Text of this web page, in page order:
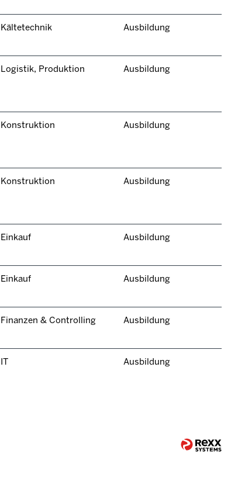
Kältetechnik Ausbildung
Logistik, Produktion Ausbildung
Konstruktion Ausbildung
Konstruktion Ausbildung
Einkauf Ausbildung
Einkauf Ausbildung
Finanzen & Controlling Ausbildung
IT Ausbildung